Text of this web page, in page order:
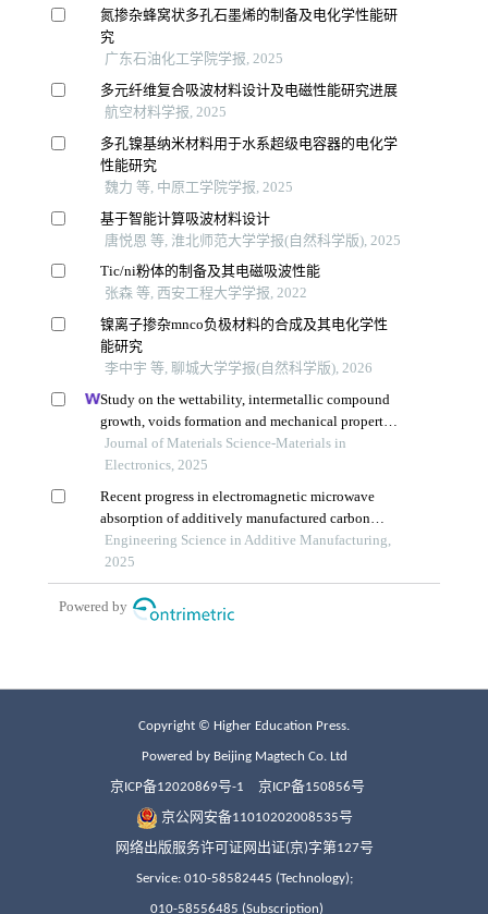
Copyright © Higher Education Press.
Powered by Beijing Magtech Co. Ltd
京ICP备12020869号-1 京ICP备150856号
京公网安备11010202008535号
网络出版服务许可证网出证(京)字第127号
Service: 010-58582445 (Technology);
010-58556485 (Subscription)